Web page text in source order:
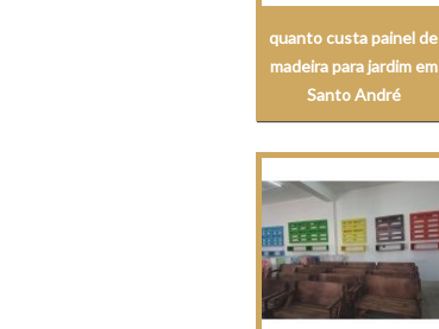
quanto custa painel de
madeira para jardim em
Santo André